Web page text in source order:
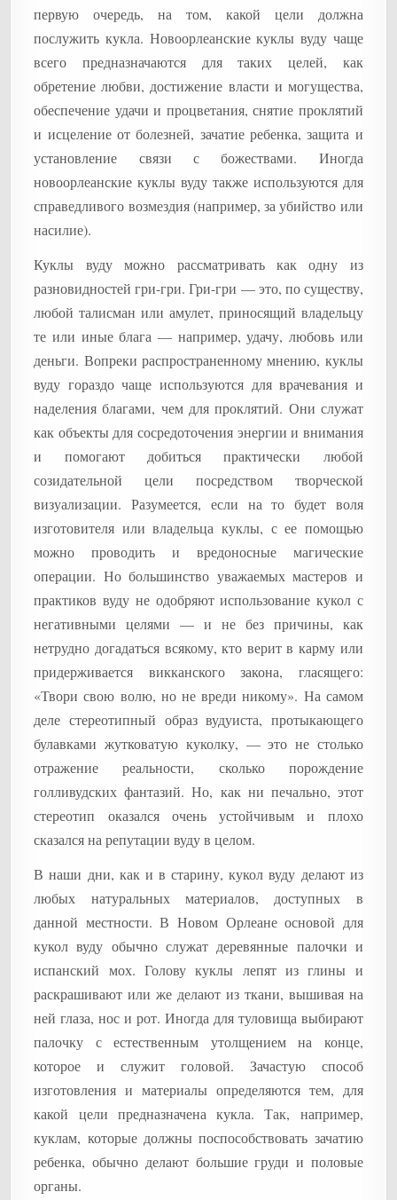
первую очередь, на том, какой цели должна
послужить кукла. Новоорлеанские куклы вуду чаще
всего предназначаются для таких целей, как
обретение любви, достижение власти и могущества,
обеспечение удачи и процветания, снятие проклятий
и исцеление от болезней, зачатие ребенка, защита и
установление связи с божествами. Иногда
новоорлеанские куклы вуду также используются для
справедливого возмездия (например, за убийство или
насилие).
Куклы вуду можно рассматривать как одну из
разновидностей гри-гри. Гри-гри — это, по существу,
любой талисман или амулет, приносящий владельцу
те или иные блага — например, удачу, любовь или
деньги. Вопреки распространенному мнению, куклы
вуду гораздо чаще используются для врачевания и
наделения благами, чем для проклятий. Они служат
как объекты для сосредоточения энергии и внимания
и помогают добиться практически любой
созидательной цели посредством творческой
визуализации. Разумеется, если на то будет воля
изготовителя или владельца куклы, с ее помощью
можно проводить и вредоносные магические
операции. Но большинство уважаемых мастеров и
практиков вуду не одобряют использование кукол с
негативными целями — и не без причины, как
нетрудно догадаться всякому, кто верит в карму или
придерживается викканского закона, гласящего:
«Твори свою волю, но не вреди никому». На самом
деле стереотипный образ вудуиста, протыкающего
булавками жутковатую куколку, — это не столько
отражение реальности, сколько порождение
голливудских фантазий. Но, как ни печально, этот
стереотип оказался очень устойчивым и плохо
сказался на репутации вуду в целом.
В наши дни, как и в старину, кукол вуду делают из
любых натуральных материалов, доступных в
данной местности. В Новом Орлеане основой для
кукол вуду обычно служат деревянные палочки и
испанский мох. Голову куклы лепят из глины и
раскрашивают или же делают из ткани, вышивая на
ней глаза, нос и рот. Иногда для туловища выбирают
палочку с естественным утолщением на конце,
которое и служит головой. Зачастую способ
изготовления и материалы определяются тем, для
какой цели предназначена кукла. Так, например,
куклам, которые должны поспособствовать зачатию
ребенка, обычно делают большие груди и половые
органы.